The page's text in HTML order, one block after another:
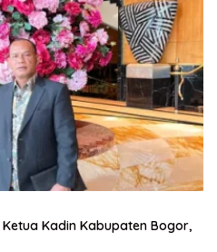
Kadin Kabupaten Bogor,